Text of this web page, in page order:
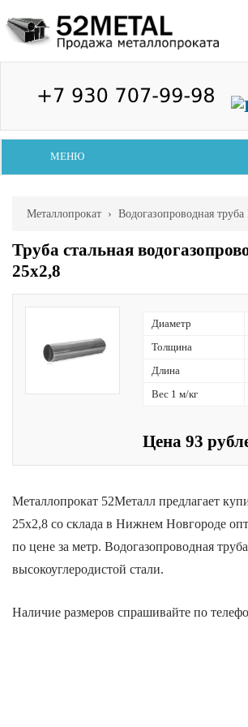
МЕНЮ
Металлопрокат › Водогазопроводная
Труба стальная
25х2,8
Диаметр
Толщина
Длина
Вес 1 м/кг
Цена 93
Металлопрокат 52Металл предлагает
25х2,8 со склада в Нижнем Новгороде
по цене за метр. Водогазопроводная
высокоуглеродистой стали.
Наличие размеров спрашивайте по